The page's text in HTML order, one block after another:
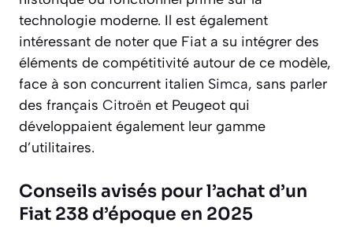
technologie moderne. Il est également
intéressant de noter que Fiat a su intégrer des
éléments de compétitivité autour de ce modèle,
face à son concurrent italien Simca, sans parler
des français Citroën et Peugeot qui
développaient également leur gamme
d’utilitaires.
Conseils avisés pour l’achat d’un
Fiat 238 d’époque en 2025